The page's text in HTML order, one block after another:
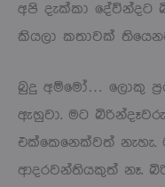
අපි දැක්කා දේවින්දට
කියලා කතාවක්
බුදු අම්මෝ… ලොකු
ඇහුවා. මට
එක්කෙනෙක්වත් නැහැ.
ආදරවන්තියකුත් නෑ.